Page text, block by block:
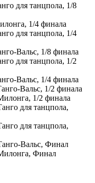
для танцпола, 1/8
1/4 финала
для танцпола, 1/4
Вальс, 1/8 финала
для танцпола, 1/2
Вальс, 1/4 финала
Вальс, 1/2 финала
1/2 финала
для танцпола,
для танцпола,
Вальс, Финал
Финал